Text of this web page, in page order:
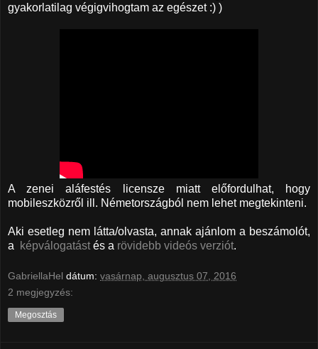
gyakorlatilag végigvihogtam az egészet :) )
A zenei aláfestés licensze miatt előfordulhat, hogy
mobileszközről ill. Németországból nem lehet megtekinteni.
Aki esetleg nem látta/olvasta, annak ajánlom a beszámolót,
a
képválogatást és a rövidebb videós verziót.
GabriellaHel dátum: vasárnap, augusztus 07, 2016
2 megjegyzés:
Megosztás